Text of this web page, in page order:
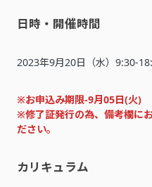
日時・開催時間
2023年9月20日（水）9:30-
※お申込み期限-9月05日(火)
※修了証発行の為、備考欄に
ださい。
カリキュラム